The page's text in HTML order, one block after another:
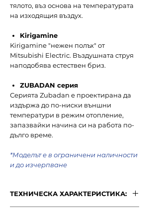
тялото, въз основа на температурата
на изходящия въздух.
Kirigamine
Kirigamine "нежен полъх" от
Mitsubishi Electric. Въздушната струя
наподобява естествен бриз.
ZUBADAN серия
Серията Zubadan е проектирана да
издържа до по-ниски външни
температури в режим отопление,
запазвайки начина си на работа по-
дълго време.
*Моделът е в ограничени наличности
и до изчерпване
ТЕХНИЧЕСКА ХАРАКТЕРИСТИКА: